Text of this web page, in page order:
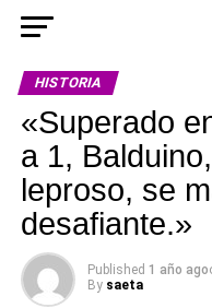
HISTORIA
«Superado
a 1,
leproso, se
desafiante.»
Published 1 año ago
By saeta